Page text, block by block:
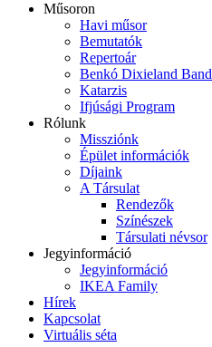
Műsoron
Havi műsor
Bemutatók
Repertoár
Benkó Dixieland Band
Katarzis
Ifjúsági Program
Rólunk
Missziónk
Épület információk
Díjaink
A Társulat
Rendezők
Színészek
Társulati névsor
Jegyinformáció
Jegyinformáció
IKEA Family
Hírek
Kapcsolat
Virtuális séta